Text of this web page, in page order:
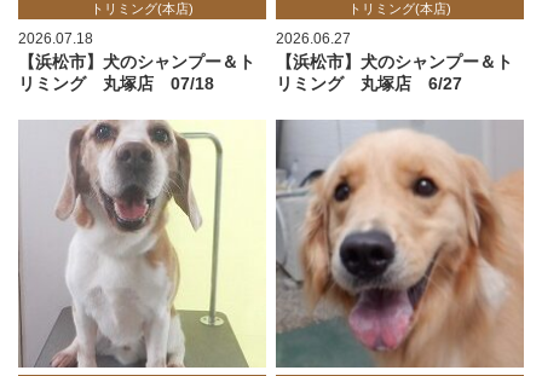
トリミング(本店)
2026.07.18
【浜松市】犬のシャンプー＆ト
リミング 丸塚店 07/18
トリミング(本店)
2026.06.27
【浜松市】犬のシャンプー＆ト
リミング 丸塚店 6/27